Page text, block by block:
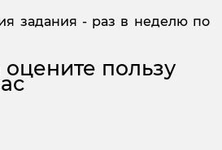
задания - раз в неделю по
пользу